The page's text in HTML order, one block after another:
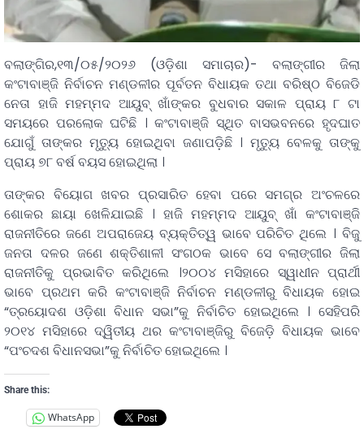
ବଲାଙ୍ଗିର,୧୩/୦୫/୨୦୨୬ (ଓଡ଼ିଶା ସମାଚାର)- ବଲାଙ୍ଗୀର ଜିଲା
କଂଟାବାଞ୍ଜି ନିର୍ବାଚନ ମଣ୍ଡଳୀର ପୂର୍ବତନ ବିଧାୟକ ତଥା ବରିଷ୍ଠ ବିଜେଡି
ନେତା ହାଜି ମହମ୍ମଦ ଆୟୁବ୍ ଖାଁଙ୍କର ବୁଧବାର ସକାଳ ପ୍ରାୟ ୮ ଟା
ସମୟରେ ପରଲୋକ ଘଟିଛି । କଂଟାବାଞ୍ଜି ସ୍ଥିତ ବାସଭବନରେ ହୃଦଘାତ
ଯୋଗୁଁ ତାଙ୍କର ମୃତ୍ୟୁ ହୋଇଥିବା ଜଣାପଡ଼ିଛି । ମୃତ୍ୟୁ ବେଳକୁ ତାଙ୍କୁ
ପ୍ରାୟ ୭୮ ବର୍ଷ ବୟସ ହୋଇଥିଲା ।
ତାଙ୍କର ବିୟୋଗ ଖବର ପ୍ରସାରିତ ହେବା ପରେ ସମଗ୍ର ଅଂଚଳରେ
ଶୋକର ଛାୟା ଖେଳିଯାଇଛି । ହାଜି ମହମ୍ମଦ ଆୟୁବ୍ ଖାଁ କଂଟାବାଞ୍ଜି
ରାଜନୀତିରେ ଜଣେ ଅପରାଜେୟ ବ୍ୟକ୍ତିତ୍ୱ ଭାବେ ପରିଚିତ ଥିଲେ । ବିଜୁ
ଜନତା ଦଳର ଜଣେ ଶକ୍ତିଶାଳୀ ସଂଗଠକ ଭାବେ ସେ ବଲାଙ୍ଗୀର ଜିଲା
ରାଜନୀତିକୁ ପ୍ରଭାବିତ କରିଥିଲେ ।୨୦୦୪ ମସିହାରେ ସ୍ୱାଧୀନ ପ୍ରାର୍ଥୀ
ଭାବେ ପ୍ରଥମ କରି କଂଟାବାଞ୍ଜି ନିର୍ବାଚନ ମଣ୍ଡଳୀରୁ ବିଧାୟକ ହୋଇ
“ତ୍ରୟୋଦଶ ଓଡ଼ିଶା ବିଧାନ ସଭା”କୁ ନିର୍ବାଚିତ ହୋଇଥିଲେ । ସେହିପରି
୨୦୧୪ ମସିହାରେ ଦ୍ୱିତୀୟ ଥର କଂଟାବାଞ୍ଜିରୁ ବିଜେଡ଼ି ବିଧାୟକ ଭାବେ
“ପଂଚଦଶ ବିଧାନସଭା”କୁ ନିର୍ବାଚିତ ହୋଇଥିଲେ ।
Share this:
WhatsApp